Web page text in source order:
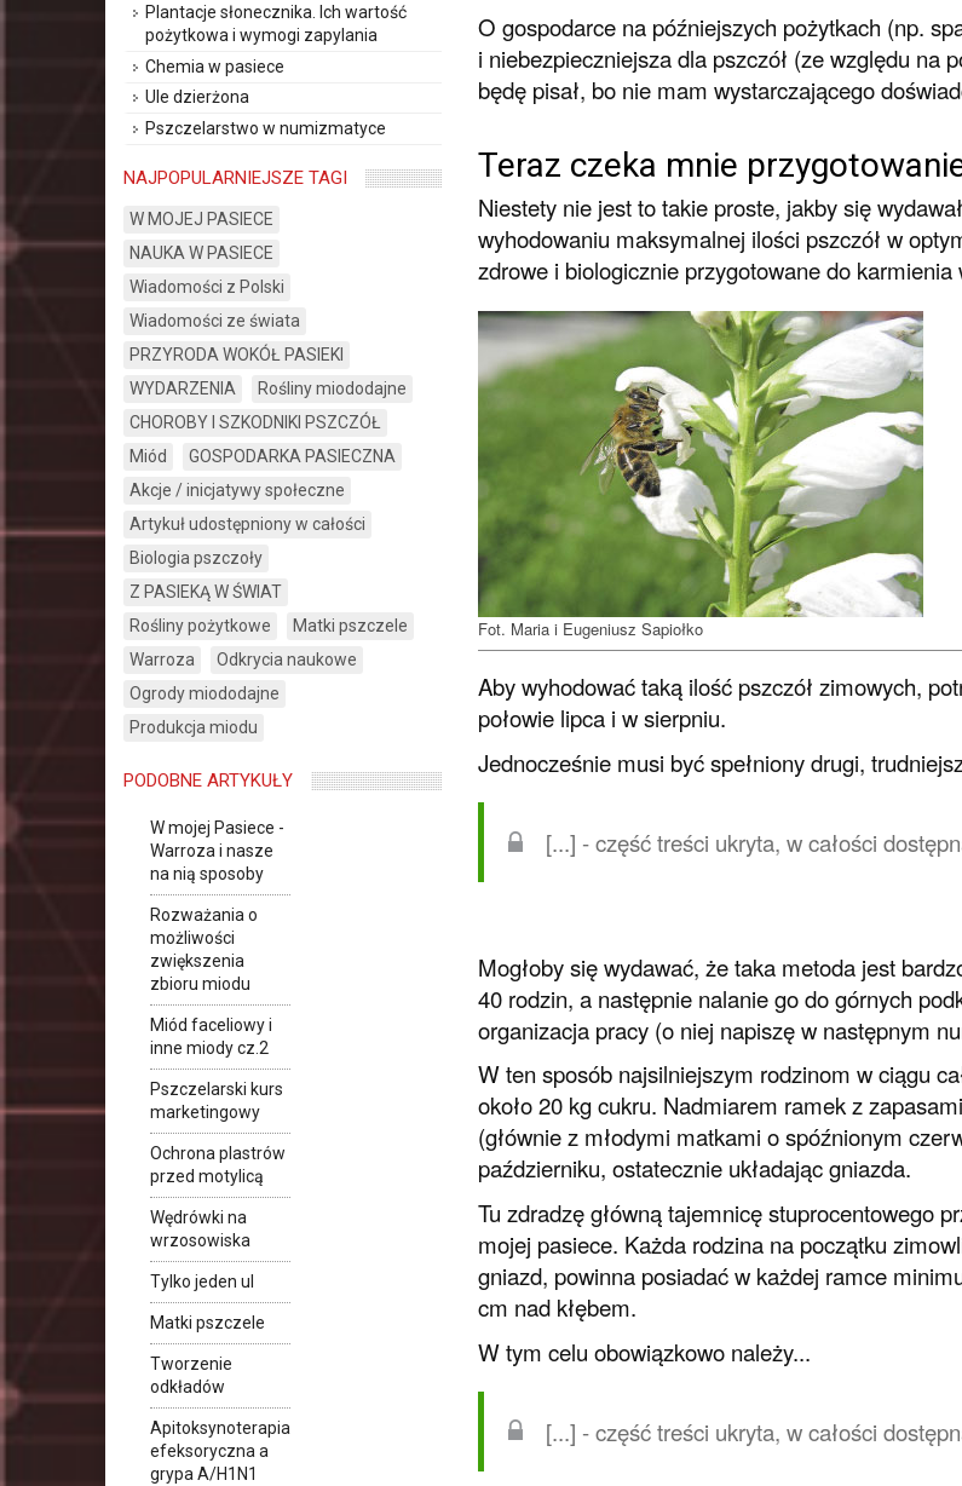
O gospodarce na późniejszych pożytkach (np.
i niebezpieczniejsza dla pszczół (ze względu na
będę pisał, bo nie mam wystarczającego
Teraz czeka mnie
Niestety nie jest to takie proste, jakby się
wyhodowaniu maksymalnej ilości pszczół w
zdrowe i biologicznie przygotowane do karmienia
Fot. Maria i Eugeniusz Sapiołko
Aby wyhodować taką ilość pszczół zimowych,
połowie lipca i w sierpniu.
Jednocześnie musi być spełniony drugi,
[...] - część treści ukryta, w całości
Mogłoby się wydawać, że taka metoda jest
40 rodzin, a następnie nalanie go do górnych
organizacja pracy (o niej napiszę w następnym
W ten sposób najsilniejszym rodzinom w ciągu
około 20 kg cukru. Nadmiarem ramek z
(głównie z młodymi matkami o spóźnionym
październiku, ostatecznie układając gniazda.
Tu zdradzę główną tajemnicę stuprocentowego
mojej pasiece. Każda rodzina na początku
gniazd, powinna posiadać w każdej ramce
cm nad kłębem.
W tym celu obowiązkowo należy...
[...] - część treści ukryta, w całości
Plantacje słonecznika. Ich wartość
pożytkowa i wymogi zapylania
Chemia w pasiece
Ule dzierżona
Pszczelarstwo w numizmatyce
NAJPOPULARNIEJSZE TAGI
W MOJEJ PASIECE
NAUKA W PASIECE
Wiadomości z Polski
Wiadomości ze świata
PRZYRODA WOKÓŁ PASIEKI
WYDARZENIA
Rośliny miododajne
CHOROBY I SZKODNIKI PSZCZÓŁ
Miód
GOSPODARKA PASIECZNA
Akcje / inicjatywy społeczne
Artykuł udostępniony w całości
Biologia pszczoły
Z PASIEKĄ W ŚWIAT
Rośliny pożytkowe
Matki pszczele
Warroza
Odkrycia naukowe
Ogrody miododajne
Produkcja miodu
PODOBNE ARTYKUŁY
W mojej Pasiece -
Warroza i nasze
na nią sposoby
Rozważania o
możliwości
zwiększenia
zbioru miodu
Miód faceliowy i
inne miody cz.2
Pszczelarski kurs
marketingowy
Ochrona plastrów
przed motylicą
Wędrówki na
wrzosowiska
Tylko jeden ul
Matki pszczele
Tworzenie
odkładów
Apitoksynoterapia
efeksoryczna a
grypa A/H1N1